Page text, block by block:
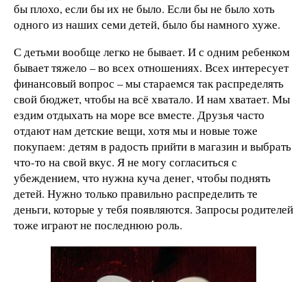
бы плохо, если бы их не было. Если бы не было хоть
одного из наших семи детей, было бы намного хуже.
С детьми вообще легко не бывает. И с одним ребенком
бывает тяжело – во всех отношениях. Всех интересует
финансовый вопрос – мы стараемся так распределять
свой бюджет, чтобы на всё хватало. И нам хватает. Мы
ездим отдыхать на море все вместе. Друзья часто
отдают нам детские вещи, хотя мы и новые тоже
покупаем: детям в радость прийти в магазин и выбрать
что-то на свой вкус. Я не могу согласиться с
убеждением, что нужна куча денег, чтобы поднять
детей. Нужно только правильно распределить те
деньги, которые у тебя появляются. Запросы родителей
тоже играют не последнюю роль.